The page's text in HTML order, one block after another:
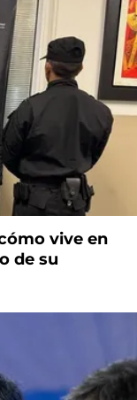
vive en
de su